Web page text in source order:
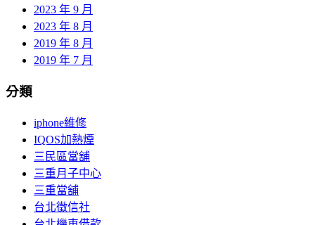
2023 年 9 月
2023 年 8 月
2019 年 8 月
2019 年 7 月
分類
iphone維修
IQOS加熱煙
三民區當舖
三重月子中心
三重當舖
台北徵信社